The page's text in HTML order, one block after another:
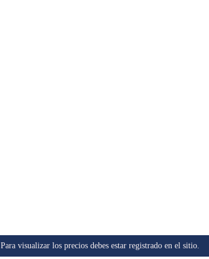
Para visualizar los precios debes estar registrado en el sitio.